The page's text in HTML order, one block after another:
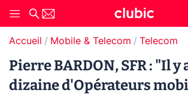
Accueil Mobile & Telecom Telecom
Pierre BARDON, SFR : "Il y
dizaine d'Opérateurs